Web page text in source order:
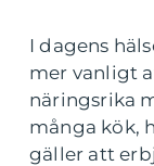
I dagens
mer vanligt
näringsrika
många kök,
gäller att